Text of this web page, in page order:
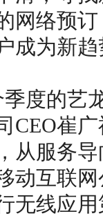
网络预
成为新
度的艺
CEO崔
从服务
动互联
线应用